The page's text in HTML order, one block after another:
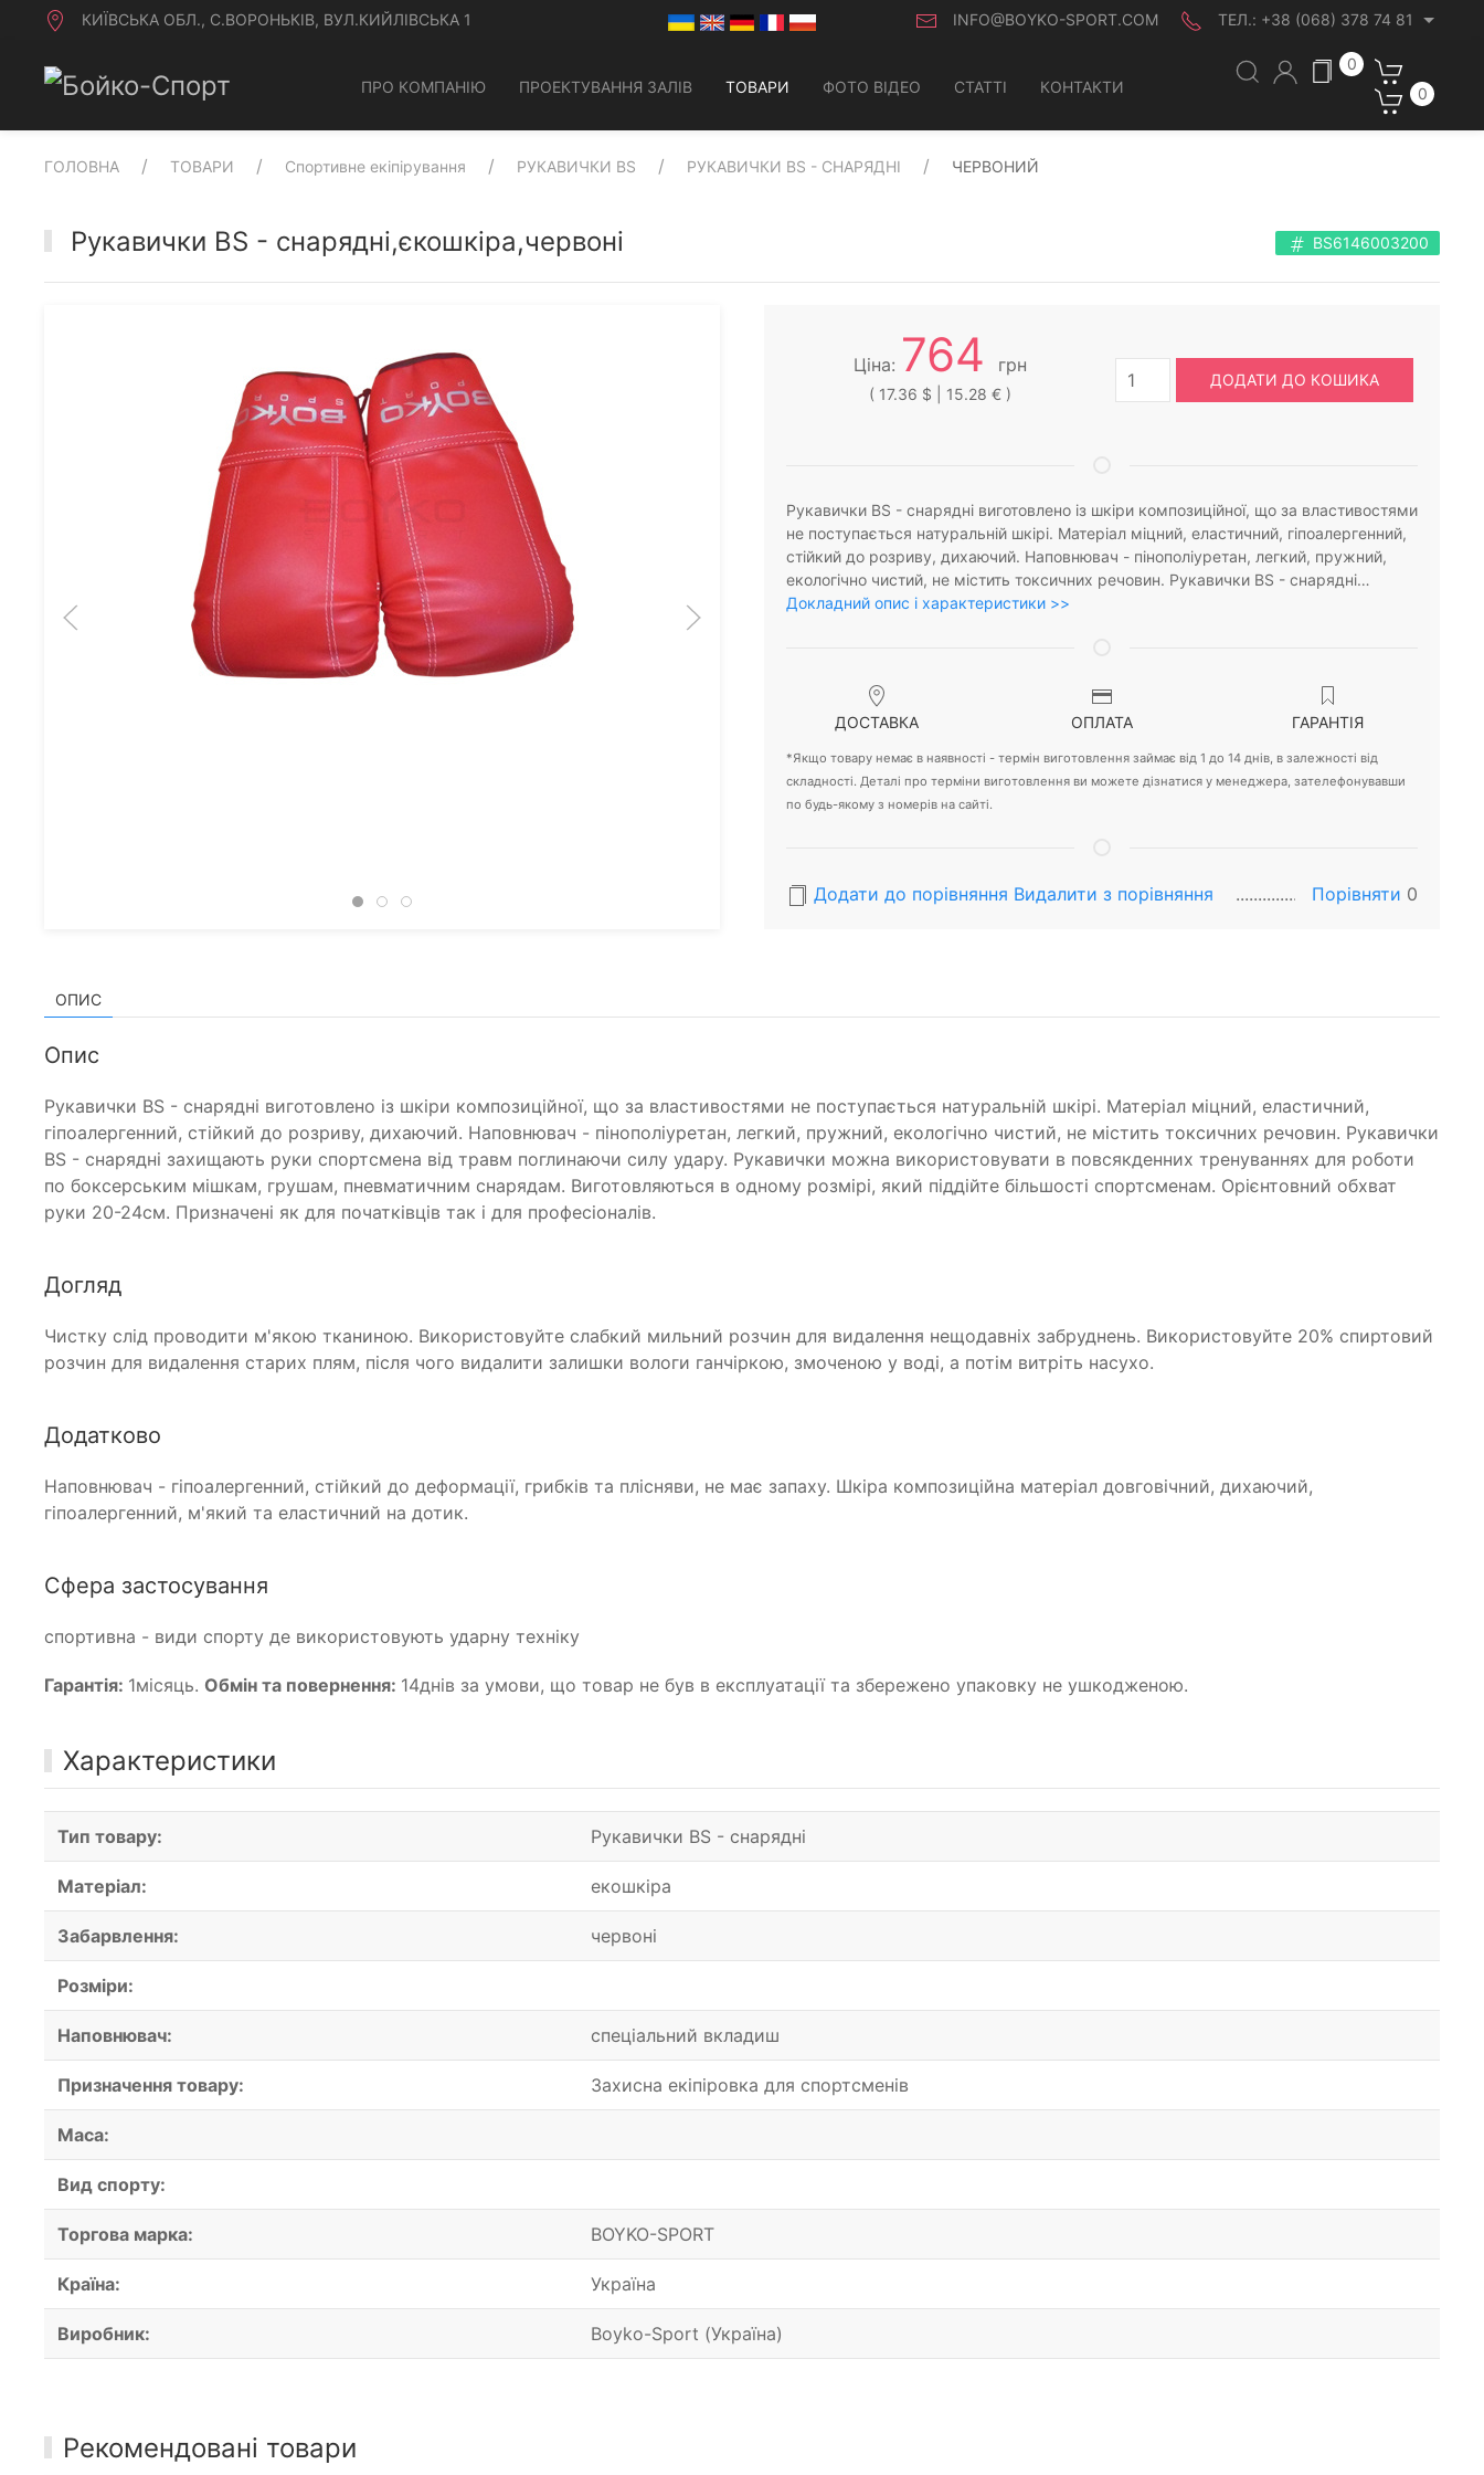
КИЇВСЬКА ОБЛ., С.ВОРОНЬКІВ, ВУЛ.КИЙЛІВСЬКА 1 INFO@BOYKO-SPORT.COM ТЕЛ.: +38 (068) 378 74 81
ПРО КОМПАНІЮ ПРОЕКТУВАННЯ ЗАЛІВ ТОВАРИ ФОТО ВІДЕО СТАТТІ КОНТАКТИ
0
0
ГОЛОВНА ТОВАРИ Спортивне екіпірування РУКАВИЧКИ BS РУКАВИЧКИ BS - СНАРЯДНІ ЧЕРВОНИЙ
Рукавички BS - снарядні,єкошкіра,червоні BS6146003200
Ціна: 764 грн
( 17.36 $ | 15.28 € )
ДОДАТИ ДО КОШИКА
Рукавички BS - снарядні виготовлено із шкіри композиційної, що за властивостями
не поступається натуральній шкірі. Матеріал міцний, еластичний, гіпоалергенний,
стійкий до розриву, дихаючий. Наповнювач - пінополіуретан, легкий, пружний,
екологічно чистий, не містить токсичних речовин. Рукавички BS - снарядні…
Докладний опис і характеристики >>
ДОСТАВКА ОПЛАТА ГАРАНТІЯ
*Якщо товару немає в наявності - термін виготовлення займає від 1 до 14 днів, в залежності від
складності. Деталі про терміни виготовлення ви можете дізнатися у менеджера, зателефонувавши
по будь-якому з номерів на сайті.
Додати до порівняння Видалити з порiвняння Порівняти 0
ОПИС
Опис
Рукавички BS - снарядні виготовлено із шкіри композиційної, що за властивостями не поступається натуральній шкірі. Матеріал міцний, еластичний,
гіпоалергенний, стійкий до розриву, дихаючий. Наповнювач - пінополіуретан, легкий, пружний, екологічно чистий, не містить токсичних речовин. Рукавички
BS - снарядні захищають руки спортсмена від травм поглинаючи силу удару. Рукавички можна використовувати в повсякденних тренуваннях для роботи
по боксерським мішкам, грушам, пневматичним снарядам. Виготовляються в одному розмірі, який піддійте більшості спортсменам. Орієнтовний обхват
руки 20-24см. Призначені як для початківців так і для професіоналів.
Догляд
Чистку слід проводити м'якою тканиною. Використовуйте слабкий мильний розчин для видалення нещодавніх забруднень. Використовуйте 20% спиртовий
розчин для видалення старих плям, після чого видалити залишки вологи ганчіркою, змоченою у воді, а потім витріть насухо.
Додатково
Наповнювач - гіпоалергенний, стійкий до деформації, грибків та плісняви, не має запаху. Шкіра композиційна матеріал довговічний, дихаючий,
гіпоалергенний, м'який та еластичний на дотик.
Сфера застосування
спортивна - види спорту де використовують ударну техніку
Гарантія: 1місяць. Обмін та повернення: 14днів за умови, що товар не був в експлуатації та збережено упаковку не ушкодженою.
Характеристики
Тип товару: Рукавички BS - снарядні
Матеріал: екошкіра
Забарвлення: червоні
Розміри:
Наповнювач: спеціальний вкладиш
Призначення товару: Захисна екіпіровка для спортсменів
Маса:
Вид спорту:
Торгова марка: BOYKO-SPORT
Країна: Україна
Виробник: Boyko-Sport (Україна)
Рекомендовані товари